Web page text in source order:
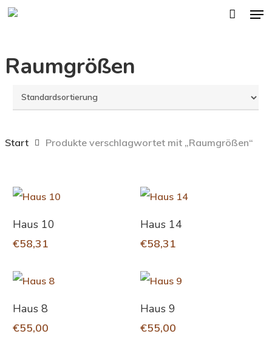
Skip
content
Raumgrößen
Start Produkte verschlagwortet mit „Raumgrößen“
In Den Warenkorb
Haus 10
€58,31
In Den Warenkorb
Haus 14
€58,31
In Den Warenkorb
Haus 8
€55,00
In Den Warenkorb
Haus 9
€55,00